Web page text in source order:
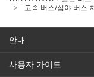
고속 버스/심야 버스
안내
사용자 가이드